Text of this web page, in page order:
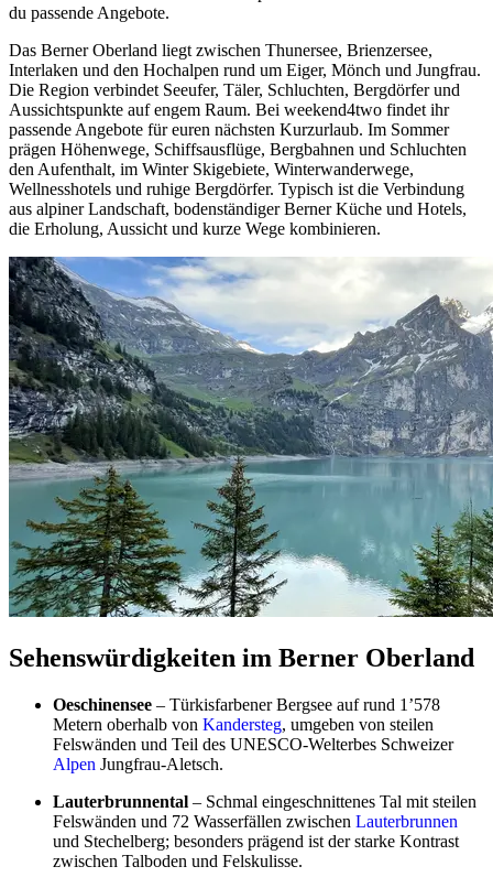
du passende Angebote.
Das Berner Oberland liegt zwischen Thunersee, Brienzersee,
Interlaken und den Hochalpen rund um Eiger, Mönch und Jungfrau.
Die Region verbindet Seeufer, Täler, Schluchten, Bergdörfer und
Aussichtspunkte auf engem Raum. Bei weekend4two findet ihr
passende Angebote für euren nächsten Kurzurlaub. Im Sommer
prägen Höhenwege, Schiffsausflüge, Bergbahnen und Schluchten
den Aufenthalt, im Winter Skigebiete, Winterwanderwege,
Wellnesshotels und ruhige Bergdörfer. Typisch ist die Verbindung
aus alpiner Landschaft, bodenständiger Berner Küche und Hotels,
die Erholung, Aussicht und kurze Wege kombinieren.
Sehenswürdigkeiten im Berner Oberland
Oeschinensee – Türkisfarbener Bergsee auf rund 1’578
Metern oberhalb von Kandersteg, umgeben von steilen
Felswänden und Teil des UNESCO-Welterbes Schweizer
Alpen Jungfrau-Aletsch.
Lauterbrunnental – Schmal eingeschnittenes Tal mit steilen
Felswänden und 72 Wasserfällen zwischen Lauterbrunnen
und Stechelberg; besonders prägend ist der starke Kontrast
zwischen Talboden und Felskulisse.